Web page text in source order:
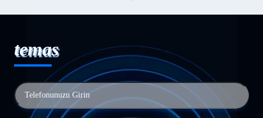
temas